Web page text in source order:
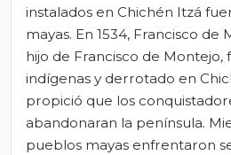
instalados en Chichén Itzá
mayas. En 1534, Francisco de
hijo de Francisco de Montejo,
indígenas y derrotado en
propició que los
abandonaran la península.
pueblos mayas enfrentaron